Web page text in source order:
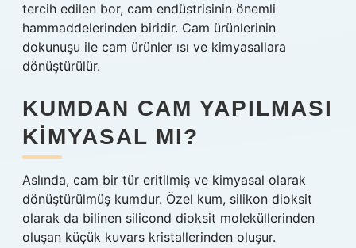
tercih edilen bor, cam endüstrisinin önemli
hammaddelerinden biridir. Cam ürünlerinin
dokunuşu ile cam ürünler ısı ve kimyasallara
dönüştürülür.
KUMDAN CAM YAPILMASI
KIMYASAL MI?
Aslında, cam bir tür eritilmiş ve kimyasal olarak
dönüştürülmüş kumdur. Özel kum, silikon dioksit
olarak da bilinen silicond dioksit moleküllerinden
oluşan küçük kuvars kristallerinden oluşur.